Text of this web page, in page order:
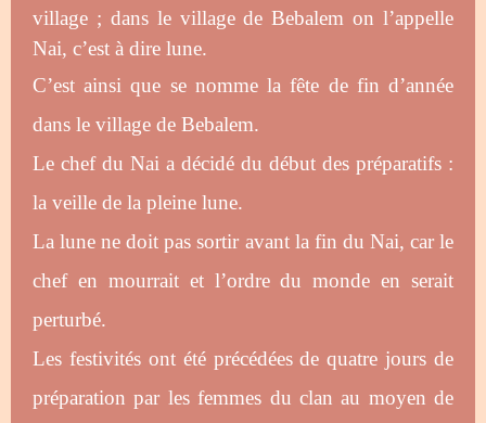
village ; dans le village de Bebalem on l’appelle
Nai, c’est à dire lune.
C’est ainsi que se nomme la fête de fin d’année
dans le village de Bebalem.
Le chef du Nai a décidé du début des préparatifs :
la veille de la pleine lune.
La lune ne doit pas sortir avant la fin du Nai, car le
chef en mourrait et l’ordre du monde en serait
perturbé.
Les festivités ont été précédées de quatre jours de
préparation par les femmes du clan au moyen de